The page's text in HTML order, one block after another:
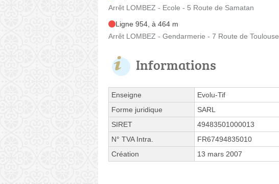
Arrêt LOMBEZ - Ecole - 5 Route de Samatan
Ligne 954, à 464 m
Arrêt LOMBEZ - Gendarmerie - 7 Route de Toulouse
Informations
Enseigne
Evolu-Tif
Forme juridique
SARL
SIRET
49483501000013
N° TVA Intra.
FR67494835010
Création
13 mars 2007